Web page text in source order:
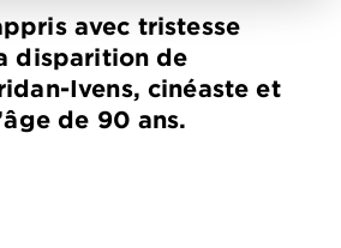
avec tristesse
disparition de
Ivens, cinéaste et
de 90 ans.